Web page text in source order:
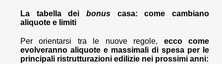
La tabella dei bonus casa: come cambiano
aliquote e limiti
Per orientarsi tra le nuove regole, ecco come
evolveranno aliquote e massimali di spesa per le
principali ristrutturazioni edilizie nei prossimi anni: